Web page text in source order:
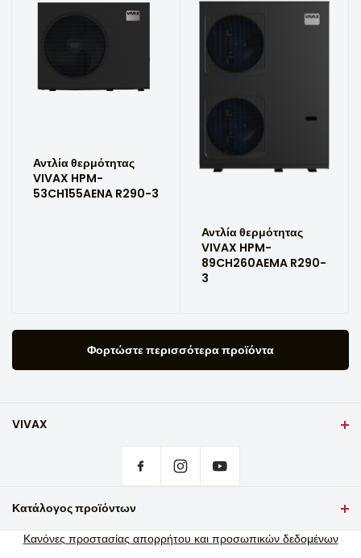
Αντλία θερμότητας
VIVAX HPM-
53CH155AENA R290-3
Αντλία θερμότητας
VIVAX HPM-
89CH260AEMA R290-
3
Φορτώστε περισσότερα προϊόντα
VIVAX
Πού να αγοράσω προϊόντα VIVAX;
Υποστήριξη σέρβις εγγύησης
Υποστήριξη σέρβις εκτός εγγύησης
Κατάλογος προϊόντων
Τηλεόραση και ήχος
Κανόνες προστασίας απορρήτου και προσωπικών δεδομένων